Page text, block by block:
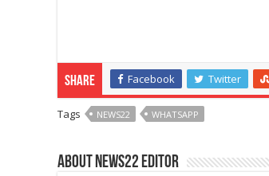
Share Facebook Twitter
Tags NEWS22 WHATSAPP
About NEWS22 EDITOR